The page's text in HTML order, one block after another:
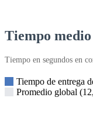
Tiempo
Tiempo en segundos en
Tiempo de entrega
Promedio global